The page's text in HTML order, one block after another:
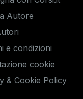
Autore
e condizioni
cookie
& Cookie Policy